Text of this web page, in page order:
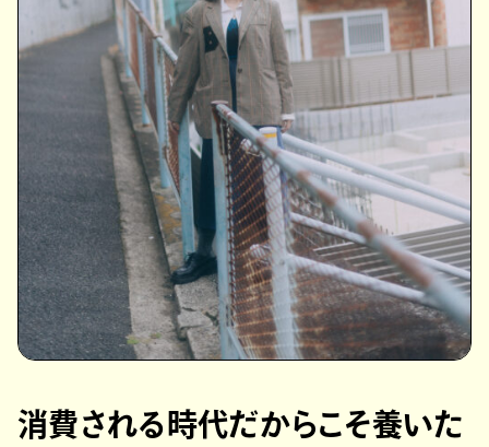
消費される時代だからこそ養いた